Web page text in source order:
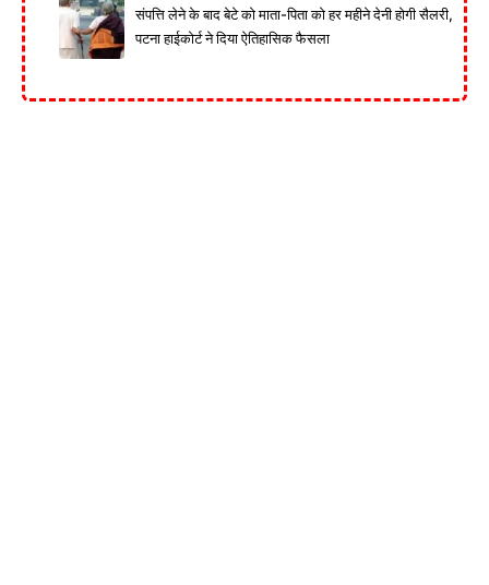
संपत्ति लेने के बाद बेटे को माता-पिता को हर महीने देनी होगी सैलरी,
पटना हाईकोर्ट ने दिया ऐतिहासिक फैसला